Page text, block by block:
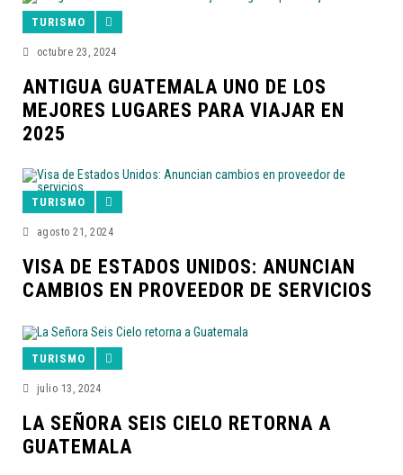
TURISMO
octubre 23, 2024
ANTIGUA GUATEMALA UNO DE LOS
MEJORES LUGARES PARA VIAJAR EN
2025
TURISMO
agosto 21, 2024
VISA DE ESTADOS UNIDOS: ANUNCIAN
CAMBIOS EN PROVEEDOR DE SERVICIOS
TURISMO
julio 13, 2024
LA SEÑORA SEIS CIELO RETORNA A
GUATEMALA